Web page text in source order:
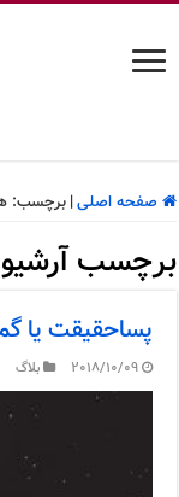
صفحه اصلی| برچسب:
برچسب
پساحقیقت یا
2018/10/09 بلاگ